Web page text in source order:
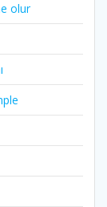
olur